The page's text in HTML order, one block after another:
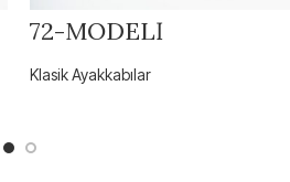
72-MODELİ
Klasik Ayakkabılar